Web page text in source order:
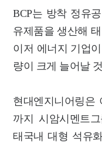
BCP는 방착 정유
유제품을 생산해
이저 에너지 기업
량이 크게 늘어날
현대엔지니어링은
까지 시암시멘트
태국내 대형 석유